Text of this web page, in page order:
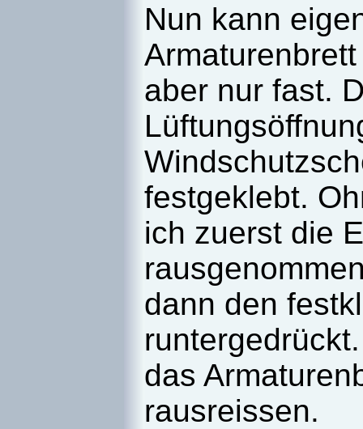
Nun kann
aber nur fast.
festgeklebt.
ich zuerst die
dann den
das
rausreissen.